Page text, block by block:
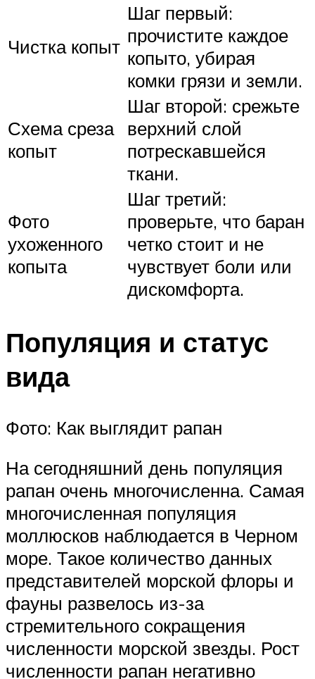
Чистка копыт
Шаг первый:
прочистите каждое
копыто, убирая
комки грязи и земли.
Схема среза
копыт
Шаг второй: срежьте
верхний слой
потрескавшейся
ткани.
Фото
ухоженного
копыта
Шаг третий:
проверьте, что баран
четко стоит и не
чувствует боли или
дискомфорта.
Популяция и статус
вида
Фото: Как выглядит рапан
На сегодняшний день популяция
рапан очень многочисленна. Самая
многочисленная популяция
моллюсков наблюдается в Черном
море. Такое количество данных
представителей морской флоры и
фауны развелось из-за
стремительного сокращения
численности морской звезды. Рост
численности рапан негативно